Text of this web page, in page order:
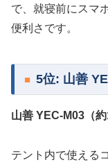
で、就寝前にスマ
便利さです。
5位: 山善
山善 YEC-M03（
テント内で使える